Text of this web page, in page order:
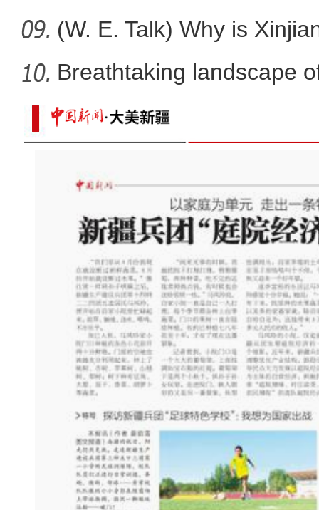
【坐标中国】中国跨度——
ope
(W. E. Talk) Why is
Breathtaking landscape